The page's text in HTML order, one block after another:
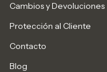
Cambios y Devoluciones
Protección al Cliente
Contacto
Blog